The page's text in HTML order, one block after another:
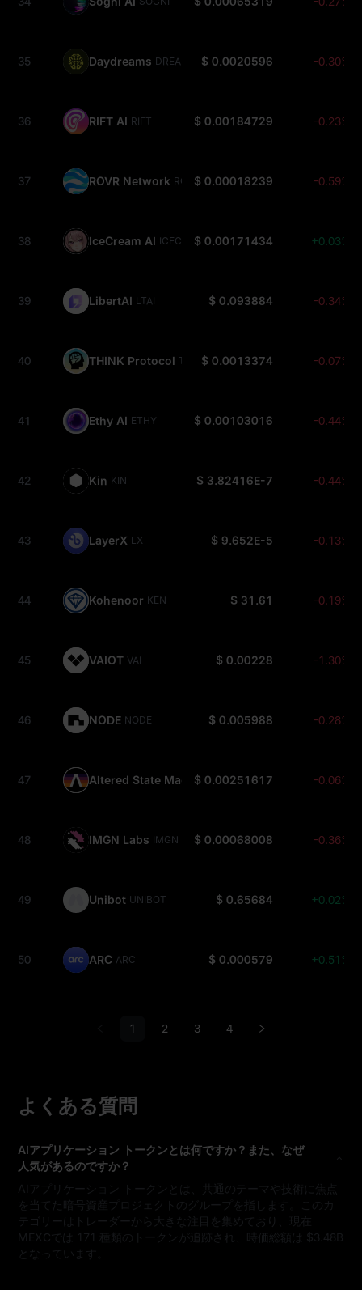
35 Daydreams DREAMS $ 0.0020596 -0.30%
36 RIFT AI RIFT $ 0.00184729 -0.23%
37 ROVR Network ROVR$ 0.00018239 -0.59%
38 IceCream AI ICECREAM$ 0.00171434 +0.03%
39 LibertAI LTAI $ 0.093884 -0.34%
40 THINK Protocol THINK$ 0.0013374 -0.07%
41 Ethy AI ETHY $ 0.00103016 -0.44%
42 Kin KIN $ 3.82416E-7 -0.44%
43 LayerX LX $ 9.652E-5 -0.13%
44 Kohenoor KEN $ 31.61 -0.19%
45 VAIOT VAI $ 0.00228 -1.30%
46 NODE NODE $ 0.005988 -0.28%
47 Altered State Machine ASTO
$ 0.00251617 -0.06%
48 IMGN Labs IMGN $ 0.00068008 -0.36%
49 Unibot UNIBOT $ 0.65684 +0.02%
50 ARC ARC $ 0.000579 +0.51%
1 2 3 4
よくある質問
AIアプリケーション トークンとは何ですか？また、なぜ
人気があるのですか？
AIアプリケーション トークンとは、共通のテーマや技術に焦点
を当てた暗号資産プロジェクトのグループを指します。このカ
テゴリーはトレーダーから大きな注目を集めており、現在
MEXCでは 171 種類のトークンが追跡され、時価総額は $3.48B
となっています。